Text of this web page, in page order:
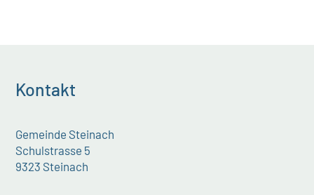
Kontakt
Gemeinde Steinach
Schulstrasse 5
9323 Steinach